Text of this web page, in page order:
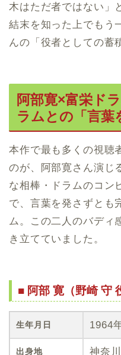
木はただ者ではない」
結末を知った上でもう
んの「役者としての蓄
阿部寛×富栄ド
ラムとの「言葉
本作で最も多くの視聴
のが、阿部寛さん演じ
な相棒・ドラムのコン
で、言葉を発さずとも
ム。この二人のバディ
き立てていました。
■ 阿部 寛（野崎 守
生年月日 1964
出身地 神奈